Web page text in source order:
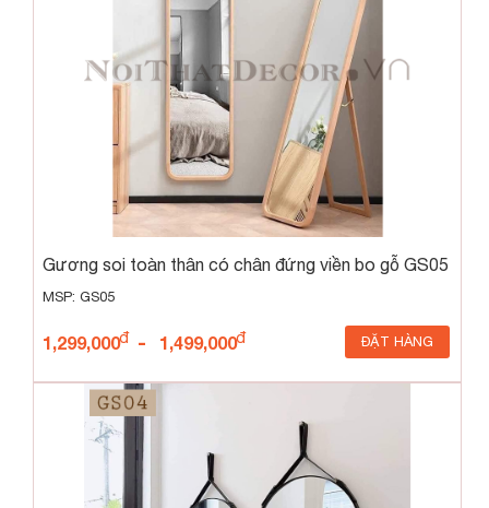
Gương soi toàn thân có chân đứng viền bo gỗ GS05
MSP: GS05
1,299,000 - 1,499,000 ĐẶT HÀNG